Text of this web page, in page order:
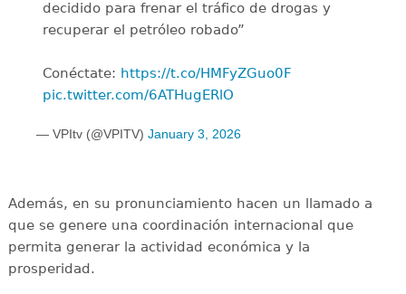
decidido para frenar el tráfico de drogas y
recuperar el petróleo robado”
Conéctate: https://t.co/HMFyZGuo0F
pic.twitter.com/6ATHugERlO
— VPItv (@VPITV) January 3, 2026
Además, en su pronunciamiento hacen un llamado a
que se genere una coordinación internacional que
permita generar la actividad económica y la
prosperidad.